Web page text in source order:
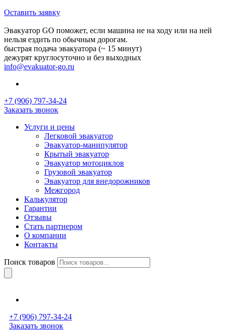
Оставить заявку
Эвакуатор GO поможет, если машина не на ходу или на ней
нельзя ездить по обычным дорогам.
быстрая подача эвакуатора (~ 15 минут)
дежурят круглосуточно и без выходных
info@evakuator-go.ru
+7 (906) 797-34-24
Заказать звонок
Услуги и цены
Легковой эвакуатор
Эвакуатор-манипулятор
Крытый эвакуатор
Эвакуатор мотоциклов
Грузовой эвакуатор
Эвакуатор для внедорожников
Межгород
Калькулятор
Гарантии
Отзывы
Стать партнером
О компании
Контакты
Поиск товаров
+7 (906) 797-34-24
Заказать звонок